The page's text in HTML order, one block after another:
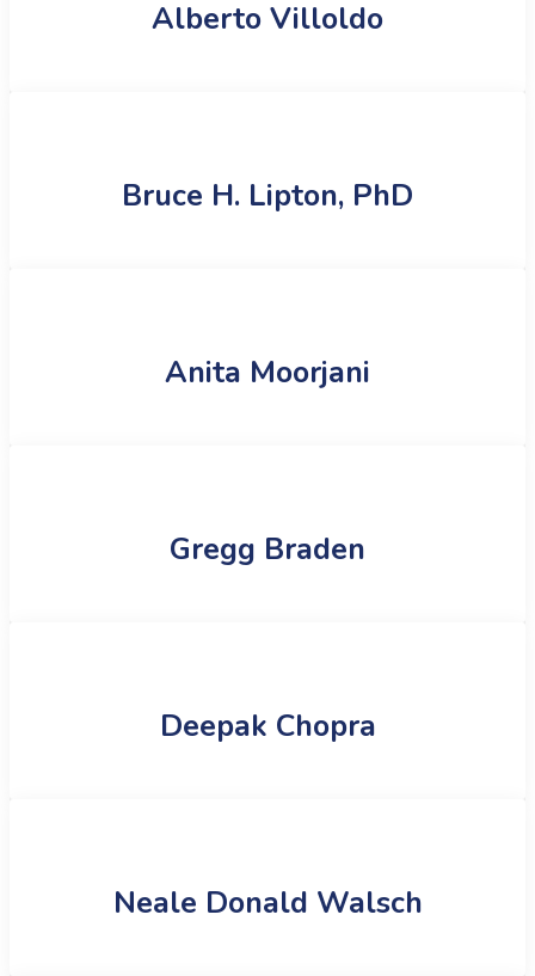
Alberto Villoldo
Bruce H. Lipton, PhD
Anita Moorjani
Gregg Braden
Deepak Chopra
Neale Donald Walsch